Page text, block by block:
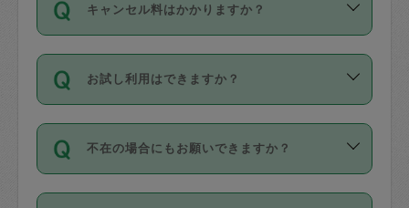
日本語も話せる方など様々です。
ールに記載していますので、各自の得意
を依頼してください。
現場トライアルを受け、合格したタスカ
ジさんが活動されています。
※テストセンターの講評は１件目のレビュ
参考
【詳細】タスカジさんの登録に際
です。作業中に物を壊したり、人にけが
をさせたりした場合が対象で、補償金額
す。
写真を撮り、
以降）の日時から受付可能となっていま
す。
タスカジさんへ「募集」をかけることが
可能です。
キャンセル料はかかりますか？
キャンセル料には、以下の2種類がありま
す。
1. 直前キャンセル（定期、スポット契約
共通）
お試し利用はできますか？
「お試し利用」というメニューはありま
せんが、「一回のみ」依頼を活用するこ
とによって、気に入ったタスカジさんを
不在の場合にもお願いできますか？
不在の場合の作業はタスカジさんの同意